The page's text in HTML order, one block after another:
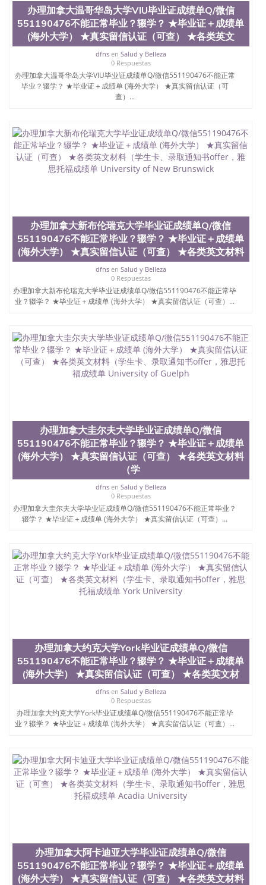
学院的毕业证成绩单所使用的材料，尺寸大小，防伪
结构（包括：水印，阴影底纹，钢印LOGO烫金烫
银，LOGO烫金烫银复合重叠。 文字图案浮雕，激光
镭射，紫外荧光，温感，复印防伪）都有原版本文凭
对照。质量得到了广大海外客户群体的认可，同时和
海外学校留学中介， 同时能做到与时俱进，及时掌握
各大院校的（毕业证，成绩单，资格证，学生卡，结
业证，录取通知书，在读证明等相关材料）的版本更
新信息， 能够在时间掌握的海外学历文凭的样版，尺
们在保证合理定价的同时，坚持较高性价比，通过品
质和效率不断优化，为您倾情诠释什么是高性价比。
咨询顾问：Sam q/微信:551190476 Q/微
信:551190476办理毕业证成绩单、教育部认证,录取通
知书，雅思，留学回国证明.
文凭、假文凭假毕业证假学历书制作、假制作、办
理、仿制学位证书、毕业证文凭、文凭毕业证、毕业
证认证、留服认证、使馆认证、使馆证明、使馆留学
回国人员证明、留学生认证、学历认证、文凭认证学
位认证、留学生学历认证、留学生学位认证、英国文
凭学历、美国文凭学历、澳洲文凭学历、加拿大文凭
学历、新西兰学历认证等q:551190476 微信：
551190476 圣何塞州立大学毕业证（San Jose State
University）圣何塞州立大学毕业证（San Jose State
University）圣何塞州立大学成绩单（ San Jose State
University）圣何塞州立大学成绩单（San Jose State
University）成绩单圣何塞州立大学文凭（San Jose
State University）圣何塞州立大学（San Jose State
University）圣何塞州立大学文凭（San Jose State
University）圣何塞州立大学文凭（San Jose State
University）文凭圣何塞州立大学文凭（San Jose
State University）圣何塞州立大学学历（ San Jose
State University）圣何塞州立大学学历（San Jose
State University）圣何塞州立大学学历（San Jose
State University）圣 塞州立大学学历（San Jose
State University）圣何塞州立大学（San Jose State
University）圣何塞州立大学（San Jose State
University）圣何塞州立大学（San Jose State
University）圣何塞州立大学学位证（San Jose State
University）圣何塞州立大学学位证（San Jose State
University）圣何塞州立大学（San Jose State
University）圣何塞州立大学（San Jose State
University）圣何塞州立大学结业证（San Jose State
University）圣何塞州立大学结业证（San Jose State
University）圣何塞州立大学结业证（San Jose State
University）圣何塞州立大学学位证（San Jose State
University）圣何塞州立大学学位证（San Jose State
University）圣何塞州立大学学历证书（San Jose
State University）圣何塞州立大学学历证书（San
Jose State University）圣何塞州立大学学历证书
学学历 绩单购买学位证书/澳洲读本科硕士做文凭/购
买澳洲大学毕业证成绩单假文凭学历
offieUniversityofSouthernQueensland 澳洲读书未毕
业找人做文凭学位qq微信551190476澳洲读CQU中央
昆士兰大学学历成绩单购买学位证书/澳洲读本科硕
(海外大学） ★真实留信认证（可查） ★各类英文材
料（学生卡、录取通知书offer，雅思托福成绩单
University of Prince Edward Island
办理加拿大温哥华岛大学VIU毕业证成绩单Q/微信
551190476不能正常毕业？辍学？ ★毕业证＋成绩单
(海外大学） ★真实留信认证（可查） ★各类英文
dfnsen Salud y Belleza
0 Respuestas
办理加拿大温哥华岛大学VIU毕业证成绩单Q/微信551190476不能正常
毕业？辍学？ ★毕业证＋成绩单 (海外大学） ★真实留信认证（可
查）...
办理加拿大新布伦瑞克大学毕业证成绩单Q/微信
551190476不能正常毕业？辍学？ ★毕业证＋成绩单
(海外大学） ★真实留信认证（可查） ★各类英文材料
dfnsen Salud y Belleza
0 Respuestas
办理加拿大新布伦瑞克大学毕业证成绩单Q/微信551190476不能正常毕
业？辍学？ ★毕业证＋成绩单 (海外大学） ★真实留信认证（可查）...
办理加拿大圭尔夫大学毕业证成绩单Q/微信
551190476不能正常毕业？辍学？ ★毕业证＋成绩单
(海外大学） ★真实留信认证（可查） ★各类英文材料
（学
dfnsen Salud y Belleza
0 Respuestas
办理加拿大圭尔夫大学毕业证成绩单Q/微信551190476不能正常毕业？
辍学？ ★毕业证＋成绩单 (海外大学） ★真实留信认证（可查）...
办理加拿大约克大学York毕业证成绩单Q/微信
551190476不能正常毕业？辍学？ ★毕业证＋成绩单
(海外大学） ★真实留信认证（可查） ★各类英文材
dfnsen Salud y Belleza
0 Respuestas
办理加拿大约克大学York毕业证成绩单Q/微信551190476不能正常毕
业？辍学？ ★毕业证＋成绩单 (海外大学） ★真实留信认证（可查）...
办理加拿大阿卡迪亚大学毕业证成绩单Q/微信
551190476不能正常毕业？辍学？ ★毕业证＋成绩单
(海外大学） ★真实留信认证（可查） ★各类英文材料